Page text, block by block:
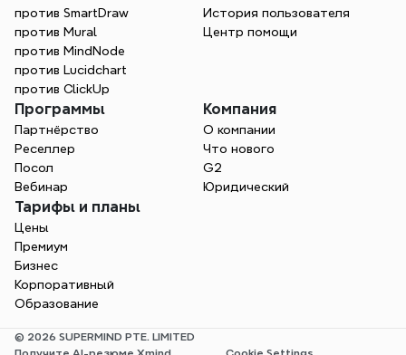
против SmartDraw
против Mural
против MindNode
против Lucidchart
против ClickUp
История пользователя
Центр помощи
Программы
Партнёрство
Реселлер
Посол
Вебинар
Компания
О компании
Что нового
G2
Юридический
Тарифы и планы
Цены
Премиум
Бизнес
Корпоративный
Образование
© 2026 SUPERMIND PTE. LIMITED